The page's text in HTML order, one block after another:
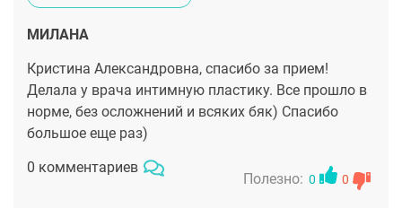
МИЛАНА
Кристина Александровна, спасибо за прием!
Делала у врача интимную пластику. Все прошло в
норме, без осложнений и всяких бяк) Спасибо
большое еще раз)
0 комментариев
Полезно: 0 0